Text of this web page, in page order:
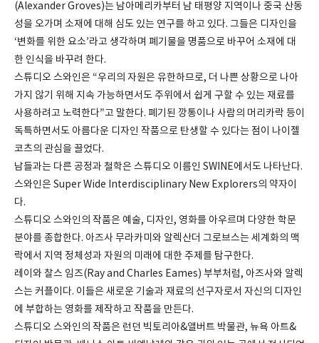
(Alexander Groves)는 남아메리카부터 남 태평양 지역이나 중국 산동
성을 오가며 소재에 대해 심도 있는 연구를 하고 있다. 그들은 디자인을
‘변화를 위한 요소’라고 생각하며 폐기물을 명품으로 바꾸어 소재에 대
한 인식을 바꾸려 한다.
스튜디오 스와인은 “우리의 자원은 유한하므로, 더 나쁜 상황으로 나아
가지 않기 위해 지속 가능하면서도 주위에서 쉽게 구할 수 있는 재료를
사용하려고 노력한다”고 말한다. 폐기된 깡통이나 사람의 머리카락 등이
독특하면서도 아름다운 디자인 작품으로 탄생할 수 있다는 점이 나이젤
코츠의 관심을 끌었다.
남들과는 다른 공정과 철학은 스튜디오 이름인 SWINE에서도 나타난다.
스와인은 Super Wide Interdisciplinary New Explorers의 약자이
다.
스튜디오 스와인의 작품은 예술, 디자인, 영화를 아우르며 다양한 학문
분야를 종합한다. 아즈사 무라카미와 알렉산더 그로브스는 세계화의 맥
락에서 지역 정체성과 자원의 미래에 대한 주제를 탐구한다.
레이와 찰스 임즈(Ray and Charles Eames) 부부처럼, 아즈사와 알렉
스는 커플이다. 이들은 새로운 기술과 재료의 선구자로서 자신의 디자인
에 부합하는 영화를 제작하고 작품을 만든다.
스튜디오 스와인의 작품은 런던 빅토리아&앨버트 박물관, 뉴욕 아트&